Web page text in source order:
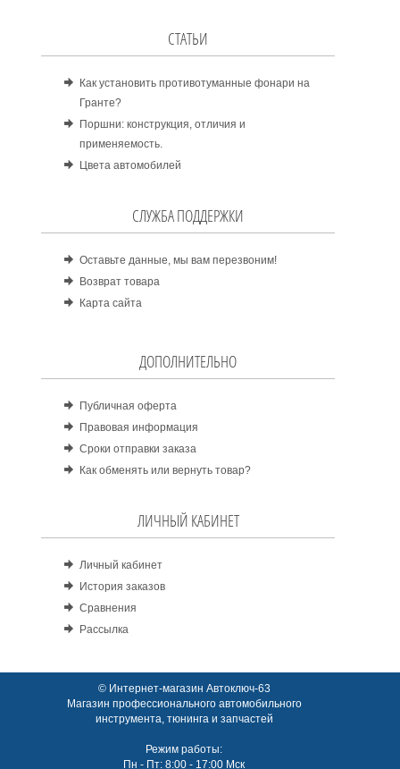
СТАТЬИ
Как установить противотуманные фонари на
Гранте?
Поршни: конструкция, отличия и
применяемость.
Цвета автомобилей
СЛУЖБА ПОДДЕРЖКИ
Оставьте данные, мы вам перезвоним!
Возврат товара
Карта сайта
ДОПОЛНИТЕЛЬНО
Публичная оферта
Правовая информация
Сроки отправки заказа
Как обменять или вернуть товар?
ЛИЧНЫЙ КАБИНЕТ
Личный кабинет
История заказов
Сравнения
Рассылка
© Интернет-магазин Автоключ-63
Магазин профессионального автомобильного
инструмента, тюнинга и запчастей
Режим работы:
Пн - Пт: 8:00 - 17:00 Мск